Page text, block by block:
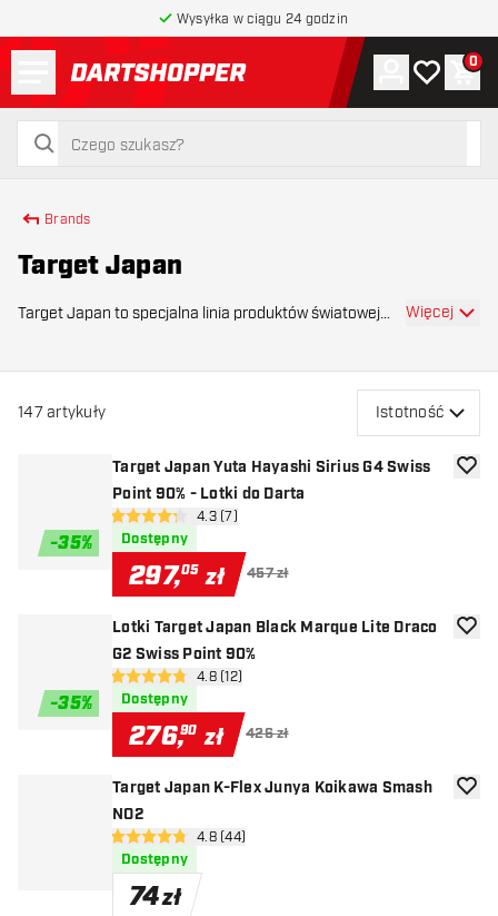
Wysyłka w ciągu 24 godzin
powrót do strony głównej
szukaj
szukaj
Konto
Moja lista
0
Brands
Target Japan
Target Japan to specjalna linia produktów światowej
Więcej
147artykuły Istotność
-35%
Target Japan Yuta Hayashi Sirius G4 Swiss
Point 90% - Lotki do Darta
otwórz panel recenzji
4.3 gwiazdki oceny
4.3 (7)
Dostępny
297,05 zł 457 zł
-35%
Lotki Target Japan Black Marque Lite Draco
G2 Swiss Point 90%
otwórz panel recenzji
4.8 gwiazdki oceny
4.8 (12)
Dostępny
276,90 zł 426 zł
Target Japan K-Flex Junya Koikawa Smash
NO2
otwórz panel recenzji
4.8 gwiazdki oceny
4.8 (44)
Dostępny
74zł